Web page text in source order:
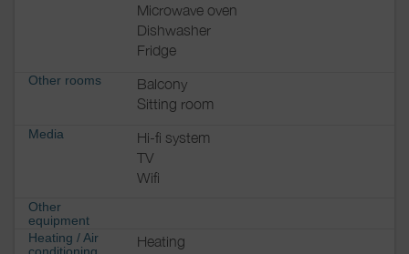
Microwave oven
Dishwasher
Fridge
Other rooms
Balcony
Sitting room
Media
Hi-fi system
TV
Wifi
Other
equipment
Heating / Air
Heating